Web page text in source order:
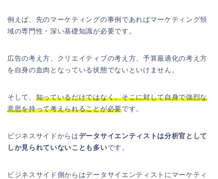
例えば、先のマーケティングの事例であればマーケティング領
域の専門性・深い基礎知識が必要です。
広告の考え方、クリエイティブの考え方、予算最適化の考え方
を自身の血肉となっている状態でないといけません。
そして、 知っているだけではなく、そこに対して自身で強烈な
意思を持って考えられることが必要です。
ビジネスサイドからはデータサイエンティストは分析官として
しか見られていないことも多いです。
ビジネスサイド側からはデータサイエンティストにマーケティ